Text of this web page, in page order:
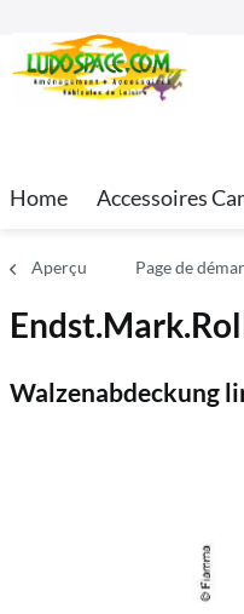
Home Accessoires
Aperçu Page de
Walzenabdeckung